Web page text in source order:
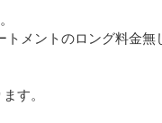
メントのロング料金無
す。